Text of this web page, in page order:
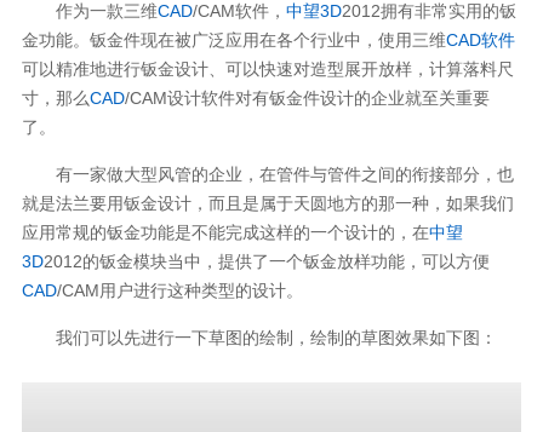
作为一款三维CAD/CAM软件， 中望3D2012拥有非常实用的钣
金功能。钣金件现在被广泛应用在各个行业中，使用三维CAD软件
可以精准地进行钣金设计、可以快速对造型展开放样，计算落料尺
寸，那么CAD/CAM设计软件对有钣金件设计的企业就至关重要
了。
有一家做大型风管的企业，在管件与管件之间的衔接部分，也
就是法兰要用钣金设计，而且是属于天圆地方的那一种，如果我们
应用常规的钣金功能是不能完成这样的一个设计的，在中望
3D2012的钣金模块当中，提供了一个钣金放样功能，可以方便
CAD/CAM用户进行这种类型的设计。
我们可以先进行一下草图的绘制，绘制的草图效果如下图：